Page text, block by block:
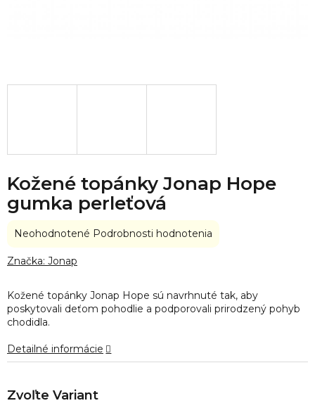
Kožené topánky Jonap Hope
gumka perleťová
Kožené topánky Jonap Hope sú navrhnuté tak, aby
poskytovali deťom pohodlie a podporovali prirodzený pohyb
chodidla.
Detailné informácie
Priemerné
produktu
z
5
hviezdičiek.
Neohodnotené Podrobnosti hodnotenia
Značka: Jonap